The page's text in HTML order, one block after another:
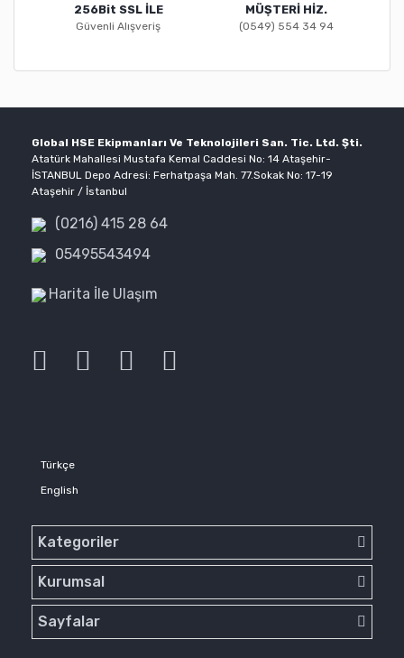
256Bit SSL İLE
Güvenli Alışveriş
MÜŞTERİ HİZ.
(0549) 554 34 94
Global HSE Ekipmanları Ve Teknolojileri San. Tic. Ltd. Şti.
Atatürk Mahallesi Mustafa Kemal Caddesi No: 14 Ataşehir-
İSTANBUL Depo Adresi: Ferhatpaşa Mah. 77.Sokak No: 17-19
Ataşehir / İstanbul
(0216) 415 28 64
05495543494
Harita İle Ulaşım
Türkçe
English
Kategoriler
Kurumsal
Sayfalar